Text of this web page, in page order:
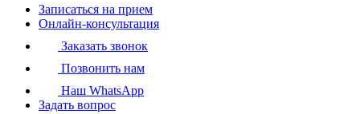
Записаться на прием
Онлайн-консультация
Заказать звонок
Позвонить нам
Наш WhatsApp
Задать вопрос